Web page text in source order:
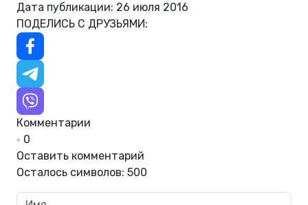
Дата публикации: 26 июля 2016
ПОДЕЛИСЬ С ДРУЗЬЯМИ:
Комментарии
0
Оставить комментарий
Осталось символов: 500